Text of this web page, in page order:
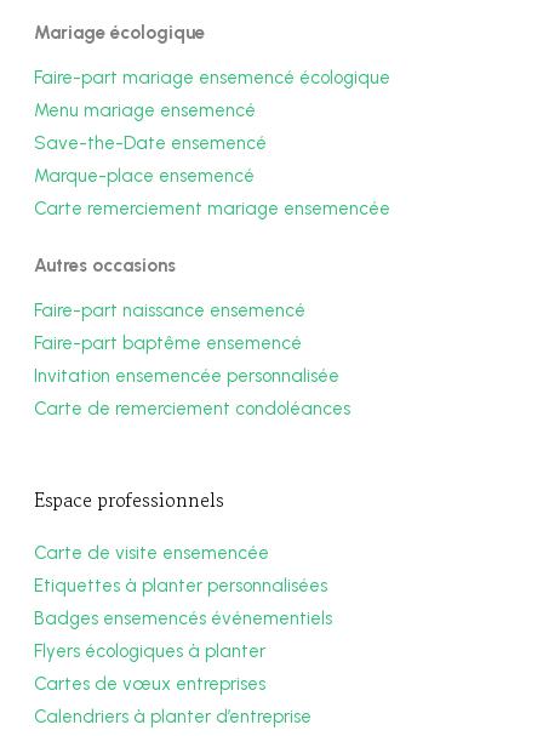
Mariage écologique
Faire-part mariage ensemencé écologique
Menu mariage ensemencé
Save-the-Date ensemencé
Marque-place ensemencé
Carte remerciement mariage ensemencée
Autres occasions
Faire-part naissance ensemencé
Faire-part baptême ensemencé
Invitation ensemencée personnalisée
Carte de remerciement condoléances
Espace professionnels
Carte de visite ensemencée
Etiquettes à planter personnalisées
Badges ensemencés événementiels
Flyers écologiques à planter
Cartes de vœux entreprises
Calendriers à planter d’entreprise